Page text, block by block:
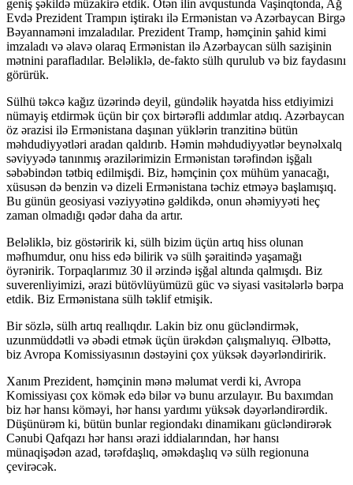
geniş şəkildə müzakirə etdik. Ötən ilin avqustunda Vaşinqtonda, Ağ
Evdə Prezident Trampın iştirakı ilə Ermənistan və Azərbaycan Birgə
Bəyannaməni imzaladılar. Prezident Tramp, həmçinin şahid kimi
imzaladı və əlavə olaraq Ermənistan ilə Azərbaycan sülh sazişinin
mətnini parafladılar. Beləliklə, de-fakto sülh qurulub və biz faydasını
görürük.
Sülhü təkcə kağız üzərində deyil, gündəlik həyatda hiss etdiyimizi
nümayiş etdirmək üçün bir çox birtərəfli addımlar atdıq. Azərbaycan
öz ərazisi ilə Ermənistana daşınan yüklərin tranzitinə bütün
məhdudiyyətləri aradan qaldırıb. Həmin məhdudiyyətlər beynəlxalq
səviyyədə tanınmış ərazilərimizin Ermənistan tərəfindən işğalı
səbəbindən tətbiq edilmişdi. Biz, həmçinin çox mühüm yanacağı,
xüsusən də benzin və dizeli Ermənistana təchiz etməyə başlamışıq.
Bu günün geosiyasi vəziyyətinə gəldikdə, onun əhəmiyyəti heç
zaman olmadığı qədər daha da artır.
Beləliklə, biz göstəririk ki, sülh bizim üçün artıq hiss olunan
məfhumdur, onu hiss edə bilirik və sülh şəraitində yaşamağı
öyrənirik. Torpaqlarımız 30 il ərzində işğal altında qalmışdı. Biz
suverenliyimizi, ərazi bütövlüyümüzü güc və siyasi vasitələrlə bərpa
etdik. Biz Ermənistana sülh təklif etmişik.
Bir sözlə, sülh artıq reallıqdır. Lakin biz onu gücləndirmək,
uzunmüddətli və əbədi etmək üçün ürəkdən çalışmalıyıq. Əlbəttə,
biz Avropa Komissiyasının dəstəyini çox yüksək dəyərləndiririk.
Xanım Prezident, həmçinin mənə məlumat verdi ki, Avropa
Komissiyası çox kömək edə bilər və bunu arzulayır. Bu baxımdan
biz hər hansı köməyi, hər hansı yardımı yüksək dəyərləndirərdik.
Düşünürəm ki, bütün bunlar regiondakı dinamikanı gücləndirərək
Cənubi Qafqazı hər hansı ərazi iddialarından, hər hansı
münaqişədən azad, tərəfdaşlıq, əməkdaşlıq və sülh regionuna
çevirəcək.